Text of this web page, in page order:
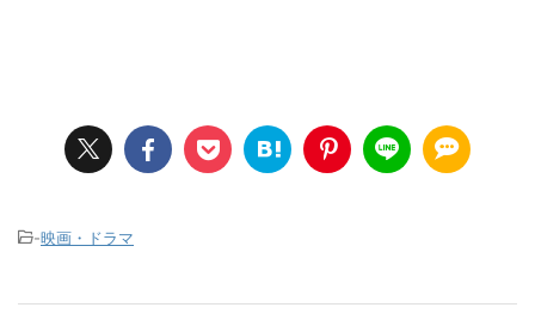
-映画・ドラマ